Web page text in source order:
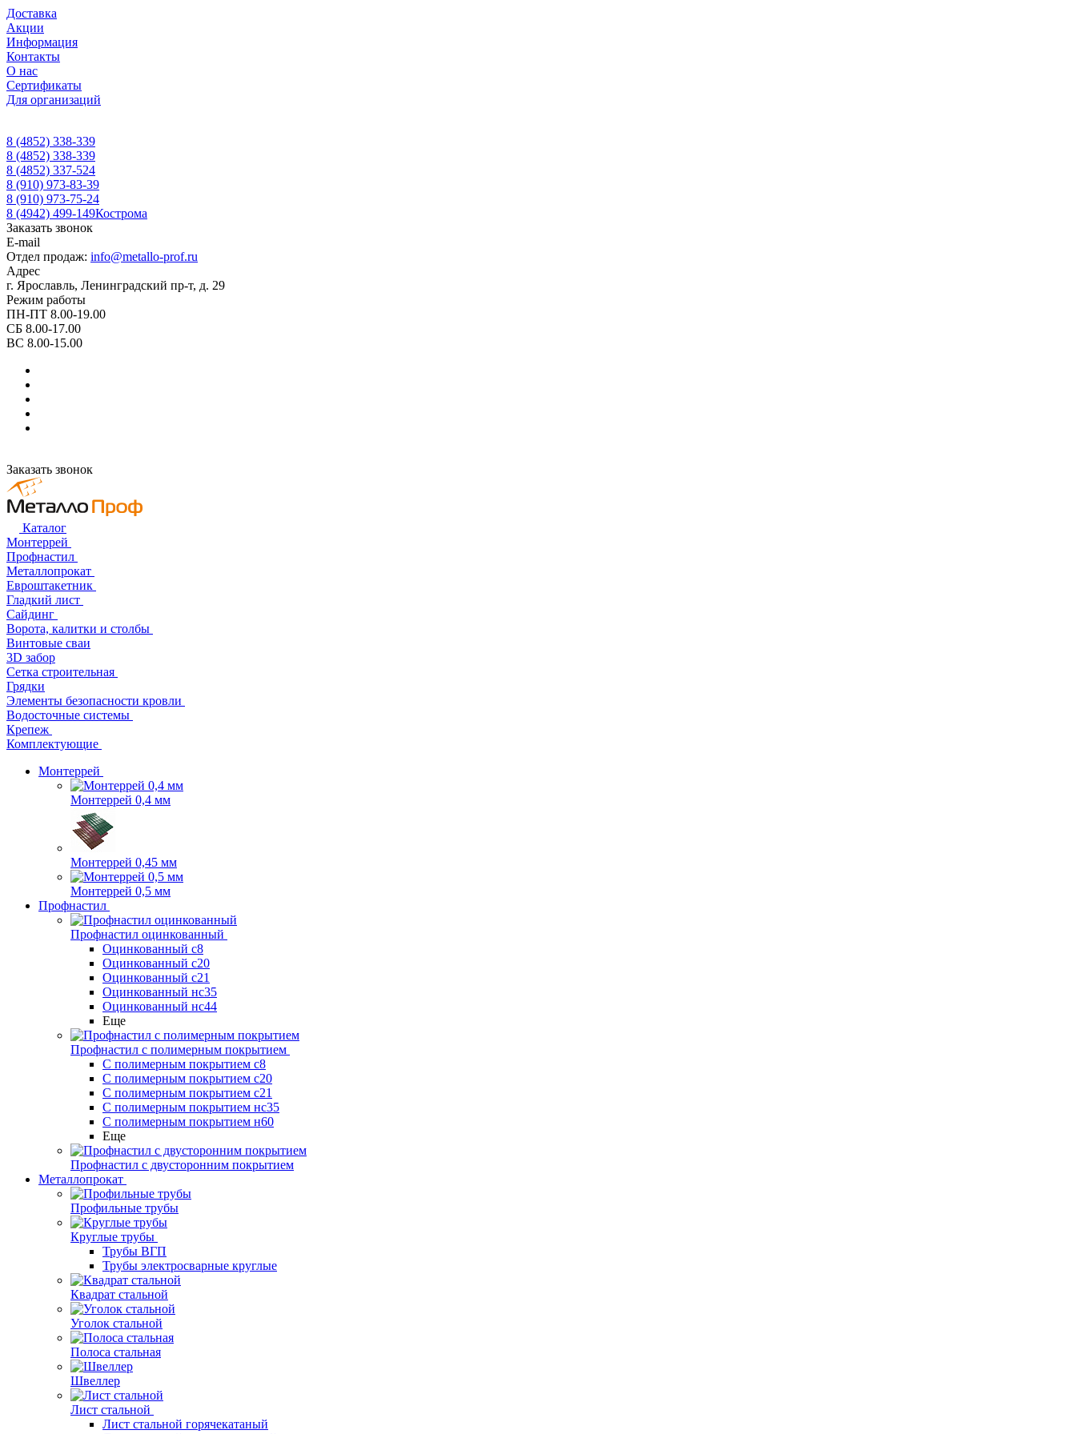
Доставка
Акции
Информация
Контакты
О нас
Сертификаты
Для организаций
8 (4852) 338-339
8 (4852) 338-339
8 (4852) 337-524
8 (910) 973-83-39
8 (910) 973-75-24
8 (4942) 499-149Кострома
Заказать звонок
E-mail
Отдел продаж: info@metallo-prof.ru
Адрес
г. Ярославль, Ленинградский пр-т, д. 29
Режим работы
ПН-ПТ 8.00-19.00
СБ 8.00-17.00
ВС 8.00-15.00
Заказать звонок
Каталог
Монтеррей
Профнастил
Металлопрокат
Евроштакетник
Гладкий лист
Сайдинг
Ворота, калитки и столбы
Винтовые сваи
3D забор
Сетка строительная
Грядки
Элементы безопасности кровли
Водосточные системы
Крепеж
Комплектующие
Монтеррей
Монтеррей 0,4 мм
Монтеррей 0,45 мм
Монтеррей 0,5 мм
Профнастил
Профнастил оцинкованный
Оцинкованный с8
Оцинкованный с20
Оцинкованный с21
Оцинкованный нс35
Оцинкованный нс44
Еще
Профнастил с полимерным покрытием
С полимерным покрытием с8
С полимерным покрытием с20
С полимерным покрытием с21
С полимерным покрытием нс35
С полимерным покрытием н60
Еще
Профнастил с двусторонним покрытием
Металлопрокат
Профильные трубы
Круглые трубы
Трубы ВГП
Трубы электросварные круглые
Квадрат стальной
Уголок стальной
Полоса стальная
Швеллер
Лист стальной
Лист стальной горячекатаный